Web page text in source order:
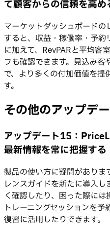
て顧客からの信頼を高め
マーケットダッシュボードの
すると、収益・稼働率・予
に加えて、RevPARと平均客
フも確認できます。見込み
で、より多くの付加価値を提
す。
その他のアップデ
アップデート15：
最新情報を常に把握する
製品の使い方に疑問があり
レンスガイドを新たに導入
く確認したり、困った際には
トレーニングセッションを
復習に活用したりできます。